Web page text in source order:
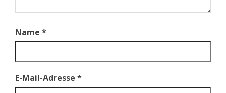
Name *
E-Mail-Adresse *